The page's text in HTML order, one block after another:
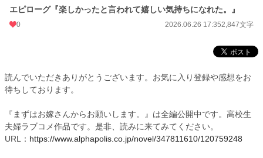
エピローグ『楽しかったと言われて嬉しい気持ちになれた。』
0 2026.06.26 17:352,847文字
読んでいただきありがとうございます。お気に入り登録や感想をお
待ちしております。
『まずはお嫁さんからお願いします。』は全編公開中です。高校生
夫婦ラブコメ作品です。是非、読みに来てみてください。
URL： https://www.alphapolis.co.jp/novel/347811610/120759248